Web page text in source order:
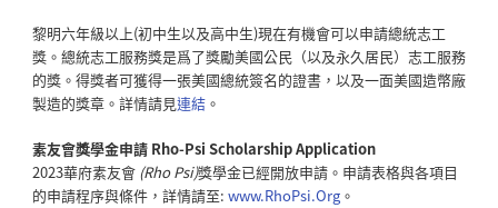
黎明六年級以上(初中生以及高中生)現在有機會可以申請總統志工
獎。 總統志工服務獎是爲了獎勵美國公民（以及永久居民） 志工服務
的獎。得獎者可獲得一張美國總統簽名的證書， 以及一面美國造幣廠
製造的獎章。詳情請見連結。
素友會獎學金申請 Rho-Psi Scholarship Application
2023華府素友會 (Rho Psi)獎學金已經開放申請。 申請表格與各項目
的申請程序與條件，詳情請至: www.RhoPsi.Org。